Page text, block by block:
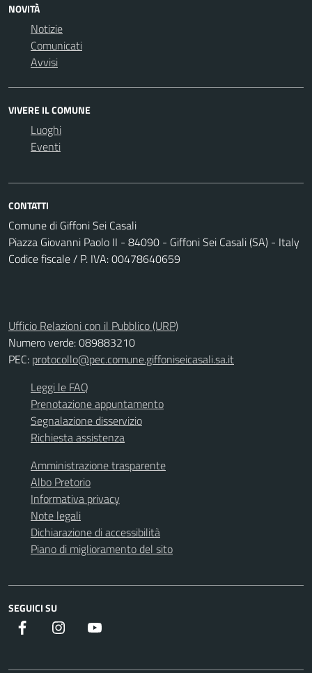
NOVITÀ
Notizie
Comunicati
Avvisi
VIVERE IL COMUNE
Luoghi
Eventi
CONTATTI
Comune di Giffoni Sei Casali
Piazza Giovanni Paolo II - 84090 - Giffoni Sei Casali (SA) - Italy
Codice fiscale / P. IVA: 00478640659
Ufficio Relazioni con il Pubblico (URP)
Numero verde: 089883210
PEC: protocollo@pec.comune.giffoniseicasali.sa.it
Leggi le FAQ
Prenotazione appuntamento
Segnalazione disservizio
Richiesta assistenza
Amministrazione trasparente
Albo Pretorio
Informativa privacy
Note legali
Dichiarazione di accessibilità
Piano di miglioramento del sito
SEGUICI SU
Facebook instagram